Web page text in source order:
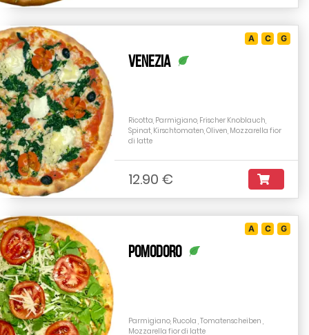
Venezia
A C G
Ricotta, Parmigiano, Frischer Knoblauch,
Spinat, Kirschtomaten, Oliven, Mozzarella fior
di latte
12.90 €
Pomodoro
A C G
Parmigiano, Rucola , Tomatenscheiben ,
Mozzarella fior di latte